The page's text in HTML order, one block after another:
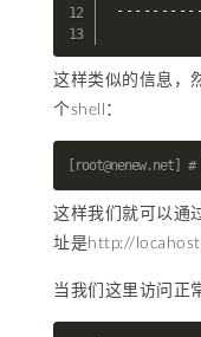
这样类似的信息，
个shell：
这样我们就可以通
址是http://
当我们这里访问正